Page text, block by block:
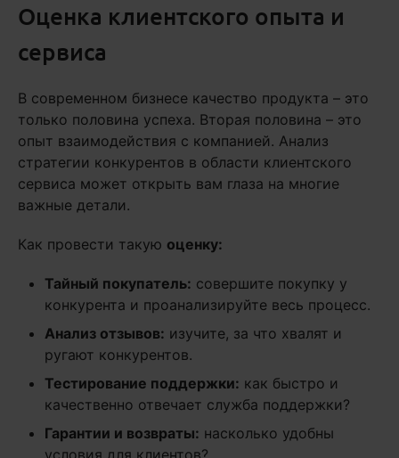
Оценка клиентского опыта и
сервиса
В современном бизнесе качество продукта – это
только половина успеха. Вторая половина – это
опыт взаимодействия с компанией. Анализ
стратегии конкурентов в области клиентского
сервиса может открыть вам глаза на многие
важные детали.
Как провести такую оценку:
Тайный покупатель: совершите покупку у
конкурента и проанализируйте весь процесс.
Анализ отзывов: изучите, за что хвалят и
ругают конкурентов.
Тестирование поддержки: как быстро и
качественно отвечает служба поддержки?
Гарантии и возвраты: насколько удобны